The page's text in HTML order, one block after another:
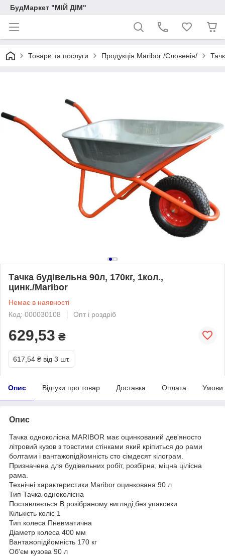
БудМаркет "МІЙ ДІМ"
Товари та послуги Продукція Maribor /Словенія/
Тачка будівельна 90л, 170кг, 1кол.,
цинк./Maribor
Немає в наявності
Код: 000030108
Опт і роздріб
629,53 ₴
617,54 ₴ від 3 шт.
Опис Відгуки про товар Доставка Оплата Умови
Опис
Тачка одноколісна MARIBOR має оцинкований дев'яносто
літровий кузов з товстими стінками який кріпиться до рами
болтами і вантажопідйомність сто сімдесят кілограм.
Призначена для будівельних робіт, розбірна, міцна цілісна
рама.
Технічні характеристики Maribor оцинкована 90 л
Тип Тачка одноколісна
Поставляється В розібраному вигляді,без упаковки
Кількість коліс 1
Тип колеса Пневматична
Діаметр колеса 400 мм
Вантажопідйомність 170 кг
Об'єм кузова 90 л